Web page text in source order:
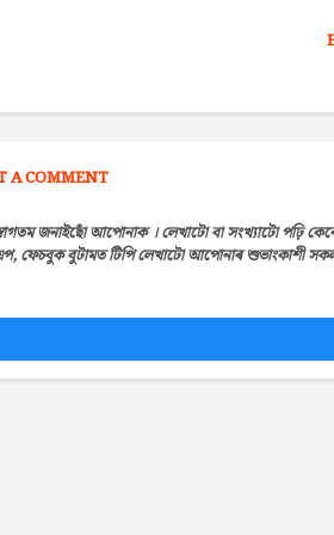
A COMMENT
জনাইছোঁ আপোনাক । লেখাটো বা সংখ্যাটো পঢ়ি
ফেচবুক বুটামত টিপি লেখাটো আপোনাৰ শুভাংকাশী